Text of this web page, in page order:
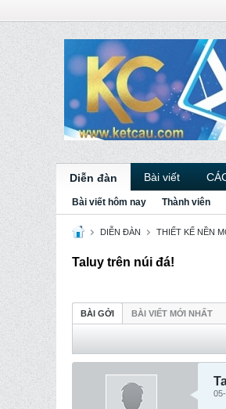
Diễn đàn Bài viết
Bài viết hôm nay Thành viên
DIỄN ĐÀN THIẾT KẾ NỀN
Taluy trên núi đá!
BÀI GỞI BÀI VIẾT MỚI NHẤT